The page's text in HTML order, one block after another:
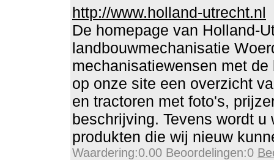
http://www.holland-utrecht.nl
De homepage van Holland-
landbouwmechanisatie
mechanisatiewensen met
op onze site een overzicht
en tractoren met foto's,
beschrijving. Tevens wordt
produkten die wij nieuw
Waardering:0.00 Beoordelingen:0